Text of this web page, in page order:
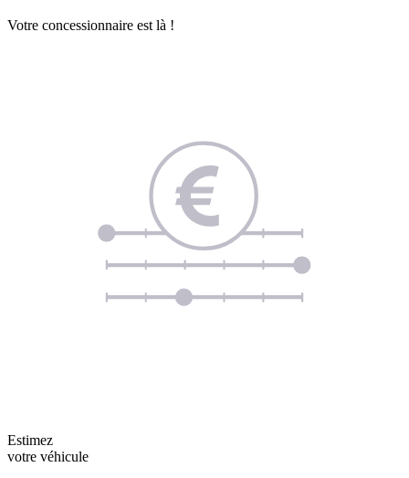
Votre concessionnaire est là !
Estimez
votre véhicule